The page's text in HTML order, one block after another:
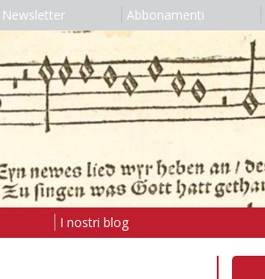
Newsletter Abbonamenti
I nostri blog